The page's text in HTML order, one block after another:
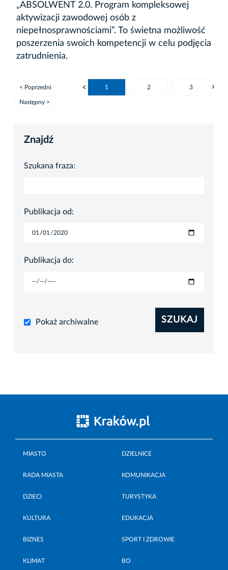
„ABSOLWENT 2.0. Program kompleksowej
aktywizacji zawodowej osób z
niepełnosprawnościami”. To świetna możliwość
poszerzenia swoich kompetencji w celu podjęcia
zatrudnienia.
< Poprzedni 1 2 3
Następny >
Znajdź
Szukana fraza:
Publikacja od:
Publikacja do:
Pokaż archiwalne SZUKAJ
MIASTO DZIELNICE
RADA MIASTA KOMUNIKACJA
DZIECI TURYSTYKA
KULTURA EDUKACJA
BIZNES SPORT I ZDROWIE
KLIMAT BO